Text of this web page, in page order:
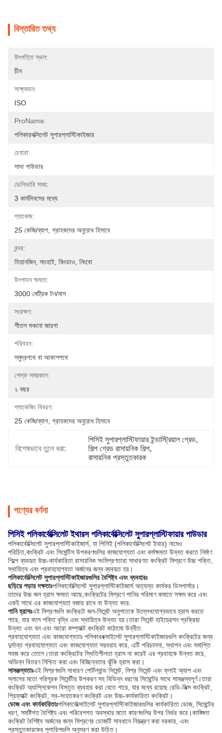
বিস্তারিত তথ্য
উৎপত্তি স্থল:
চীন
সাক্ষ্যদান:
ISO
ProName:
পলিকারবক্সিলেট সুপারপ্লাস্টিকাইজার
চেহারা:
সাদা পাউডার
ডেলিভারি সময়:
3 কার্যদিবসের মধ্যে
প্যাকেজ:
25 কেজি/ব্যাগ, গ্রাহকদের অনুরোধ হিসাবে
বন্দর:
তিয়ানজিন, সাংহাই, কিংডাও, নিংবো
উৎপাদন ক্ষমতা:
3000 মেট্রিক টন/মাস
সংরক্ষণ:
শীতল শুকনো জায়গা
পরিবহন:
সমুদ্রপথে বা আকাশপথে
শেল্ফ সময়কাল:
২ বছর
প্যাকেজিং বিবরণ:
25 কেজি/ব্যাগ, গ্রাহকদের অনুরোধ হিসাবে
বিশেষভাবে তুলে ধরা:
পিসিই সুপারপ্লাস্টিফায়ার ইন্ডাস্ট্রিয়াল গ্রেড,
শিল্প গ্রেড রাসায়নিক শিল্প,
রাসায়নিক প্রস্তুতকারক
পণ্যের বর্ণনা
পিসিই পলিকার্বোক্সিলেট ইথারস পলিকার্বোক্সিলেট সুপারপ্লাস্টিফায়ার পাউডার
পলিকার্বোক্সিলেট সুপারপ্লাস্টিকাইজার্স, যা পিসিই (পলিকার্বোক্সিলেট ইথার) নামেও
পরিচিত,কংক্রিট এবং সিমেন্টিস উপকরণগুলির কাজযোগ্যতা এবং কর্মক্ষমতা উন্নত করতে নির্মাণ
শিল্পে ব্যবহৃত উচ্চ-কার্যকারিতা রাসায়নিক সংমিশ্রণতারা সাধারণত কংক্রিট মিশ্রণে উচ্চ শক্তি,
স্থায়িত্ব এবং প্রবাহযোগ্যতা অর্জনের জন্য ব্যবহৃত হয়।
পলিকার্বোক্সিলেট সুপারপ্লাস্টিকাইজারগুলির বৈশিষ্ট্য এবং ব্যবহারঃ
ছড়িয়ে পড়ার দক্ষতাঃপলিকার্বোক্সিলেট সুপারপ্লাস্টিকাইজার্স অত্যন্ত কার্যকর ডিসপার্সার।
তাদের উচ্চ জল হ্রাস ক্ষমতা আছে,কংক্রিটের মিশ্রণে পানির পরিমাণ কমাতে সক্ষম করে এবং
একই সাথে এর কাজযোগ্যতা বজায় রাখে বা উন্নত করে.
পানি হ্রাসঃএই মিশ্রণগুলি কংক্রিটে জল-সিমেন্ট অনুপাতকে উল্লেখযোগ্যভাবে হ্রাস করতে
পারে, যার ফলে শক্তি বৃদ্ধি এবং স্থায়িত্ব উন্নত হয়।তারা সিমেন্ট হাইড্রেশন প্রক্রিয়া
উন্নত এবং ঘন এবং আরো কম্প্যাক্ট কংক্রিট কাঠামো উন্নীত.
প্রবাহযোগ্যতা এবং কাজযোগ্যতাঃ পলিকারবক্সাইলেট সুপারপ্লাস্টিকাইজারগুলি কংক্রিটের জন্য
দুর্দান্ত প্রবাহযোগ্যতা এবং কাজযোগ্যতা সরবরাহ করে, এটি পরিচালনা, স্থাপন এবং সমাপ্তি
সহজ করে তোলে।তারা কংক্রিটের স্থিতিশীলতা হ্রাস না করেই এর প্রবাহকে উন্নত করে,
অভিন্ন বিতরণ নিশ্চিত করা এবং বিচ্ছিন্নতার ঝুঁকি হ্রাস করা।
সামঞ্জস্যতাঃএই মিশ্রণগুলি সাধারণ পোর্টল্যান্ড সিমেন্ট, মিশ্র সিমেন্ট এবং ফ্লাই অ্যাশ এবং
স্লাগের মতো পরিপূরক সিমেন্টীয় উপকরণ সহ বিভিন্ন ধরণের সিমেন্টের সাথে সামঞ্জস্যপূর্ণ।তারা
কংক্রিট অ্যাপ্লিকেশন বিস্তৃত ব্যবহার করা যেতে পারে, যার মধ্যে রয়েছে রেডি-মিক্স কংক্রিট,
প্রিফ্যাক্ট কংক্রিট, স্ব-সংহতকরণ কংক্রিট এবং উচ্চ-কার্যকারিতা কংক্রিট।
ডোজ এবং কার্যকারিতাঃপলিকার্বোক্সাইলেট সুপারপ্লাস্টিকাইজারগুলির কার্যকারিতা ডোজ, সিমেন্টের
ধরণ, সমষ্টিগত বৈশিষ্ট্য এবং পরিবেশগত অবস্থার মতো কারণগুলির উপর নির্ভর করে।কাঙ্ক্ষিত
কংক্রিট বৈশিষ্ট্য অর্জনের জন্য মিশ্রণের ডোজটি সাবধানে নিয়ন্ত্রণ করা দরকার, এবং
প্রস্তুতকারকের সুপারিশগুলি অনুসরণ করা উচিত।